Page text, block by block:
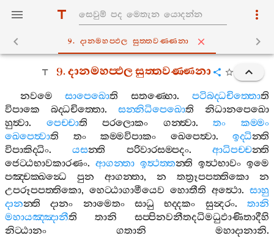
9. දානමහප‍්ඵල සුත‍්තවණ‍්ණනා
9.දානමහප‍්ඵලසුත‍්තවණ‍්ණනා
නවමෙ සාපෙඛොති සතණ‍්හො.පටිබද‍්ධචිත‍්තොති
විපාකෙ
බද‍්ධචිත‍්තො. සන‍්නිධිපෙඛොති
නිධානපෙඛො
හුත්‍වා. පෙච‍්චාති පරලොකං ගන‍්ත්‍වා.තං
කම‍්මං
ඛෙපෙත්‍වාති තං කම‍්මවිපාකං ඛෙපෙත්‍වා. ඉද‍්ධින‍්ති
විපාකිද‍්ධිං.යසන‍්ති පරිවාරසම‍්පදං.ආධිපච‍්චන‍්ති
ජෙට‍්ඨභාවකාරණං. ආගන‍්තා ඉත්‍ථත‍්තන‍්ති ඉත්‍ථභාවං ඉමෙ
පඤ‍්චක‍්ඛන්‍ධෙ
පුන ආගන‍්තා, න තත්‍රූපපත‍්තිකො
න
උපරූපපත‍්තිකො, හෙට‍්ඨාගාමීයෙව හොතීති අත්‍ථො. සාහු
දානන‍්ති දානං නාමෙතං සාධු භද‍්දකං සුන්‍දරං.තානි
මහායඤ‍්ඤානීති තානි
සප‍්පිනවනීතදධිමධුඵාණිතාදීහි
නිට‍්ඨානං
ගතානි මහාදානානි.